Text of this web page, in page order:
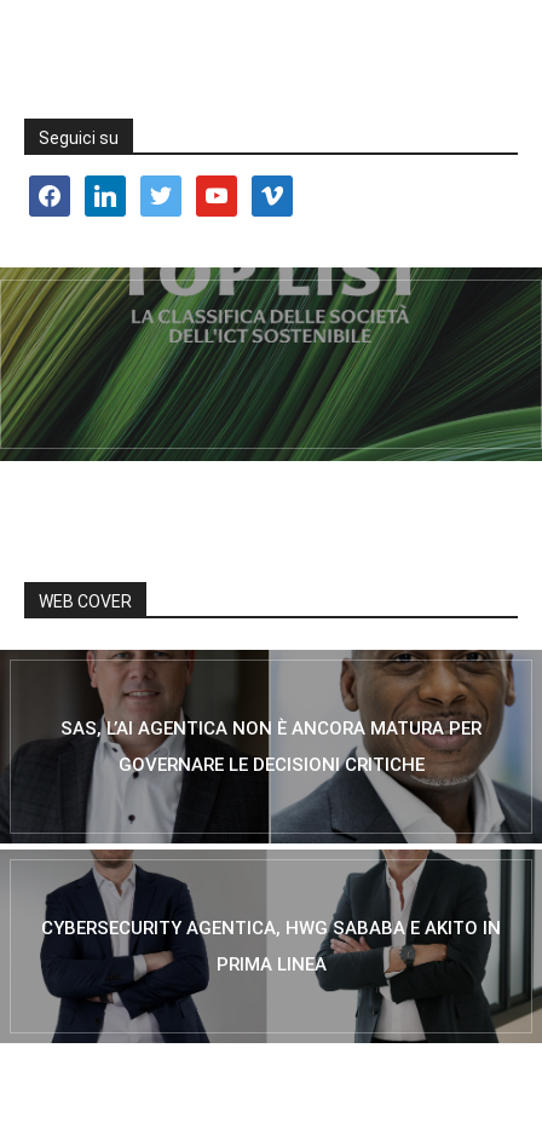
Seguici su
facebooklinkedin twitter youtube vimeo
WEB COVER
SAS, L’AI AGENTICA NON È ANCORA MATURA PER
GOVERNARE LE DECISIONI CRITICHE
CYBERSECURITY AGENTICA, HWG SABABA E AKITO IN
PRIMA LINEA